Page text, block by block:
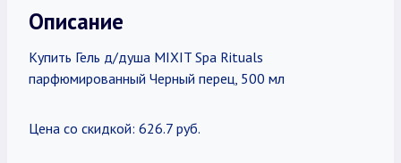
Описание
Купить Гель д/душа MIXIT Spa Rituals
парфюмированный Черный перец, 500 мл
Цена со скидкой: 626.7 руб.